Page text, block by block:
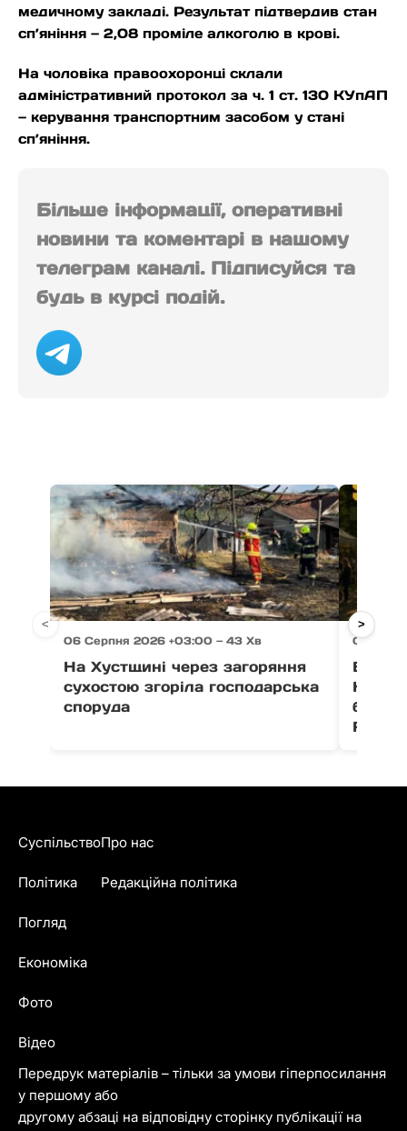
медичному закладі. Результат підтвердив стан
сп’яніння — 2,08 проміле алкоголю в крові.
На чоловіка правоохоронці склали
адміністративний протокол за ч. 1 ст. 130 КУпАП
— керування транспортним засобом у стані
сп’яніння.
Більше інформації, оперативні
новини та коментарі в нашому
телеграм каналі. Підписуйся та
будь в курсі подій.
06 Серпня 2026 +03:00 — 43 Хв
На Хустщині через загоряння
сухостою згоріла господарська
споруда
06
В
Fest
< >
Передрук матеріалів – тільки за умови гіперпосилання
у першому або
другому абзаці на відповідну сторінку публікації на
Суспільство
Політика
Погляд
Економіка
Фото
Відео
Про нас
Редакційна політика